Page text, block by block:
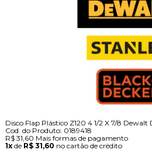
Disco Flap Plástico Z120 4 1/2 X 7/8
Cod. do Produto: 0189418
R$ 31,60 Mais formas de pagamento
1xde R$ 31,60 no cartão de crédito